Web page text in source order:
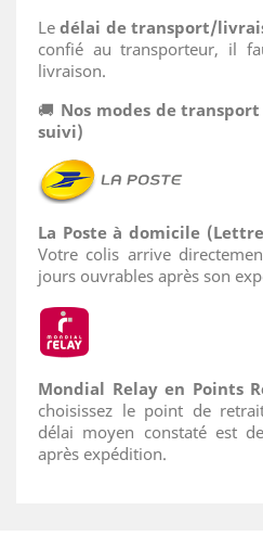
Ledélai de transport/
confié au transporteur, il
livraison.
🚚 Nos modes de
suivi)
La Poste à domicile
Votre colis arrive
jours ouvrables après son
Mondial Relay en Points
choisissez le point de
délai moyen constaté est
après expédition.